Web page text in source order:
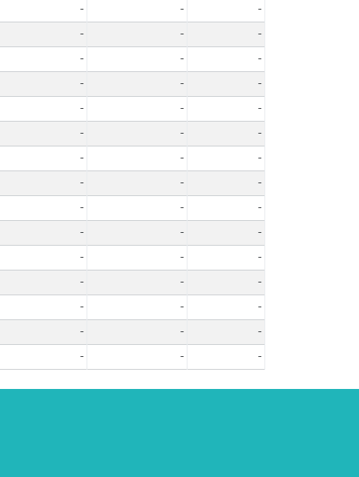
- -
-
- -
-
- -
-
- -
-
- -
-
- -
-
- -
-
- -
-
- -
-
- -
-
- -
-
- -
-
- -
-
- -
-
- - -